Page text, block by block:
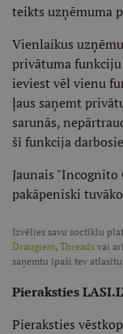
teikts uzņēmuma
Vienlaikus
privātuma funkciju
ieviest vēl vienu
ļaus saņemt
sarunās,
šī funkcija
Jaunais
pakāpeniski
Izvēlies savu soctīklu
Draugiem, Threads vai arī
saņemtu īpaši tev
Pieraksties
Pieraksties